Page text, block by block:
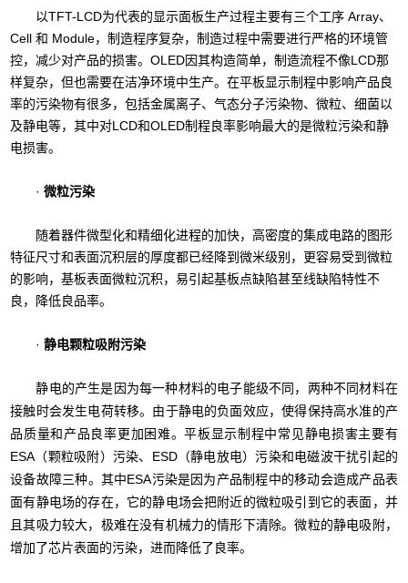
以TFT-LCD为代表的显示面板生产过程主要有三个工序 Array、
Cell 和 Module，制造程序复杂，制造过程中需要进行严格的环境管
控，减少对产品的损害。OLED因其构造简单，制造流程不像LCD那
样复杂，但也需要在洁净环境中生产。在平板显示制程中影响产品良
率的污染物有很多，包括金属离子、气态分子污染物、微粒、细菌以
及静电等，其中对LCD和OLED制程良率影响最大的是微粒污染和静
电损害。
·微粒污染
随着器件微型化和精细化进程的加快，高密度的集成电路的图形
特征尺寸和表面沉积层的厚度都已经降到微米级别，更容易受到微粒
的影响，基板表面微粒沉积，易引起基板点缺陷甚至线缺陷特性不
良，降低良品率。
·静电颗粒吸附污染
静电的产生是因为每一种材料的电子能级不同，两种不同材料在
接触时会发生电荷转移。由于静电的负面效应，使得保持高水准的产
品质量和产品良率更加困难。平板显示制程中常见静电损害主要有
ESA（颗粒吸附）污染、ESD（静电放电）污染和电磁波干扰引起的
设备故障三种。其中ESA污染是因为产品制程中的移动会造成产品表
面有静电场的存在，它的静电场会把附近的微粒吸引到它的表面，并
且其吸力较大，极难在没有机械力的情形下清除。微粒的静电吸附，
增加了芯片表面的污染，进而降低了良率。